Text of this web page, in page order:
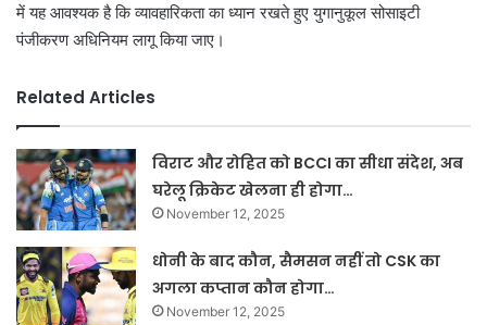
में यह आवश्यक है कि व्यावहारिकता का ध्यान रखते हुए युगानुकूल सोसाइटी
पंजीकरण अधिनियम लागू किया जाए।
Related Articles
विराट और रोहित को BCCI का सीधा संदेश, अब
घरेलू क्रिकेट खेलना ही होगा…
November 12, 2025
धोनी के बाद कौन, सैमसन नहीं तो CSK का
अगला कप्तान कौन होगा…
November 12, 2025